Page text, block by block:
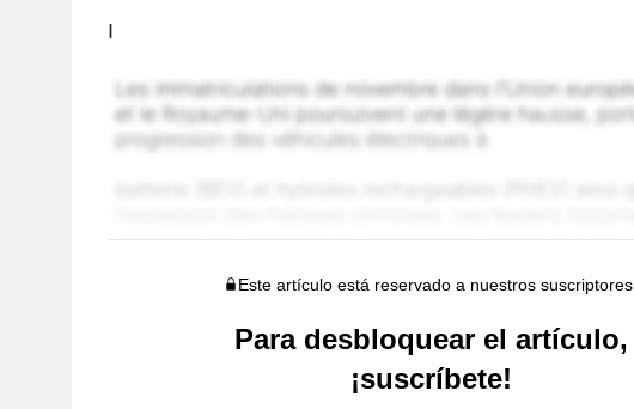
I
Este artículo está reservado a nuestros suscriptores.
Para desbloquear el artículo,
¡suscríbete!